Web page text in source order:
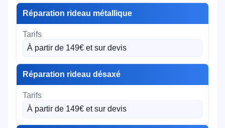
Réparation rideau métallique
À partir de 149€ et sur devis
Réparation rideau désaxé
À partir de 149€ et sur devis